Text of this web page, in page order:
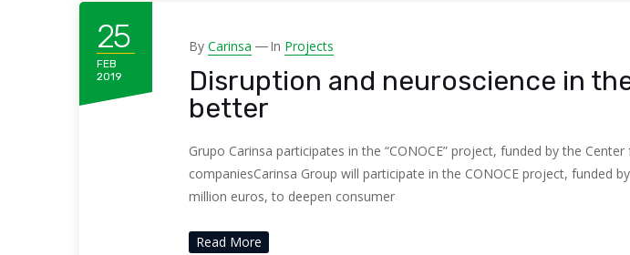
25
FEB
2019
By Carinsa In Projects
Disruption and neuroscience in
better
Grupo Carinsa participates in the “CONOCE” project, funded by the
companiesCarinsa Group will participate in the CONOCE project, funded
million euros, to deepen consumer
Read More